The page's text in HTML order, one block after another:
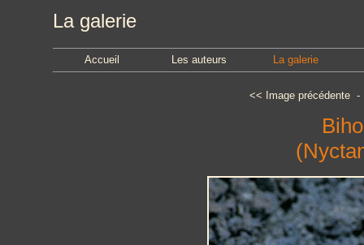
La galerie
Accueil Les auteurs La galerie
<< Image précédente